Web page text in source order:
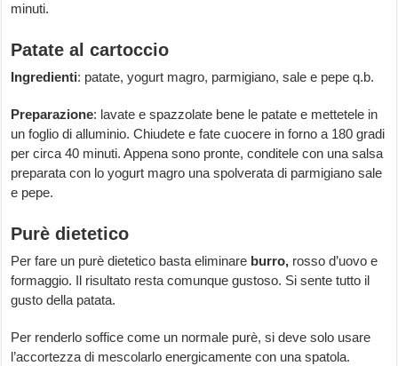
minuti.
Patate al cartoccio
Ingredienti: patate, yogurt magro, parmigiano, sale e pepe q.b.
Preparazione: lavate e spazzolate bene le patate e mettetele in
un foglio di alluminio. Chiudete e fate cuocere in forno a 180 gradi
per circa 40 minuti. Appena sono pronte, conditele con una salsa
preparata con lo yogurt magro una spolverata di parmigiano sale
e pepe.
Purè dietetico
Per fare un purè dietetico basta eliminare burro, rosso d’uovo e
formaggio. Il risultato resta comunque gustoso. Si sente tutto il
gusto della patata.
Per renderlo soffice come un normale purè, si deve solo usare
l’accortezza di mescolarlo energicamente con una spatola.